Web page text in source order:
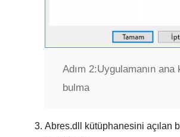
Adım 2:Uygulamanın ana
bulma
Abres.dll
kütüphanesini açılan